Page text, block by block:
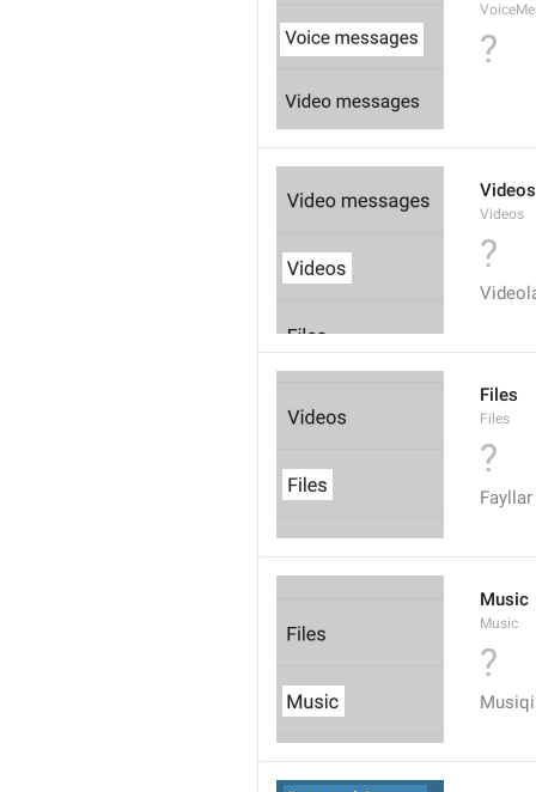
?
Videos
Videos
?
Files
Files
?
Fayllar
Music
Music
?
Musiqi